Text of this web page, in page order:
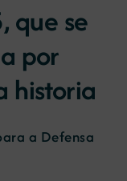
que se
por
historia
a Defensa